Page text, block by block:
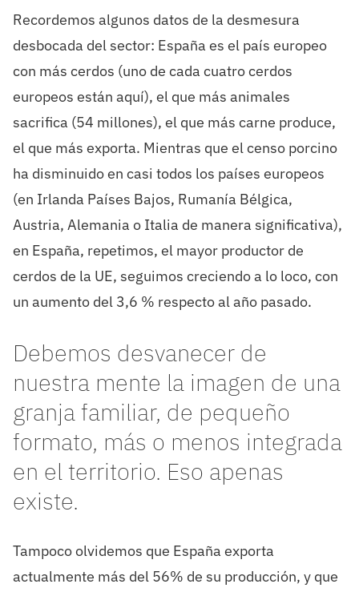
Recordemos algunos datos de la desmesura
desbocada del sector: España es el país europeo
con más cerdos (uno de cada cuatro cerdos
europeos están aquí), el que más animales
sacrifica (54 millones), el que más carne produce,
el que más exporta. Mientras que el censo porcino
ha disminuido en casi todos los países europeos
(en Irlanda Países Bajos, Rumanía Bélgica,
Austria, Alemania o Italia de manera significativa),
en España, repetimos, el mayor productor de
cerdos de la UE, seguimos creciendo a lo loco, con
un aumento del 3,6 % respecto al año pasado.
Debemos desvanecer de
nuestra mente la imagen de una
granja familiar, de pequeño
formato, más o menos integrada
en el territorio. Eso apenas
existe.
Tampoco olvidemos que España exporta
actualmente más del 56% de su producción, y que